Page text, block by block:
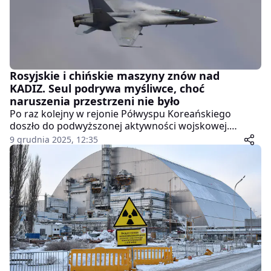
Rosyjskie i chińskie maszyny znów nad
KADIZ. Seul podrywa myśliwce, choć
naruszenia przestrzeni nie było
Po raz kolejny w rejonie Półwyspu Koreańskiego
doszło do podwyższonej aktywności wojskowej.
Południowokoreański sztab generalny poinformował,
że we wtorek rano dziewięć obcych samolotów –
siedem rosyjskich i dwa chińskie – wleciało do
południowokoreańskiej strefy identyfikacji obrony
powietrznej KADIZ. Maszyny nie naruszyły jednak
właściwej przestrzeni powietrznej kraju, ale mimo to
Seul zdecydował się poderwać myśliwce w ramach
procedur bezpieczeństwa.
9 grudnia 2025, 12:35